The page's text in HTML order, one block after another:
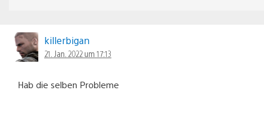
killerbigan
21. Jan. 2022 um 17:13
Hab die selben Probleme